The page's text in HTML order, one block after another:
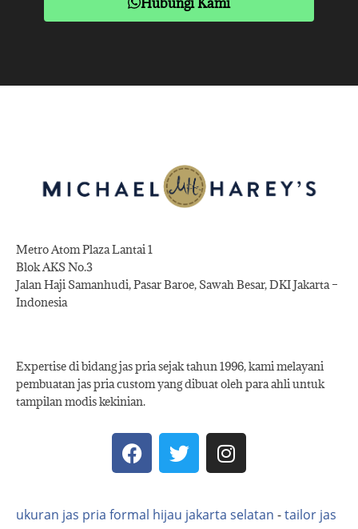
Metro Atom Plaza Lantai 1
Blok AKS No.3
Jalan Haji Samanhudi, Pasar Baroe, Sawah Besar, DKI Jakarta –
Indonesia
Expertise di bidang jas pria sejak tahun 1996, kami melayani
pembuatan jas pria custom yang dibuat oleh para ahli untuk
tampilan modis kekinian.
ukuran jas pria formal hijau jakarta selatan -tailor jas